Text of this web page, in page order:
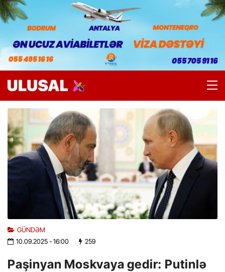
GÜNDƏM
10.09.2025- 16:00 259
Paşinyan Moskvaya gedir: Putinlə